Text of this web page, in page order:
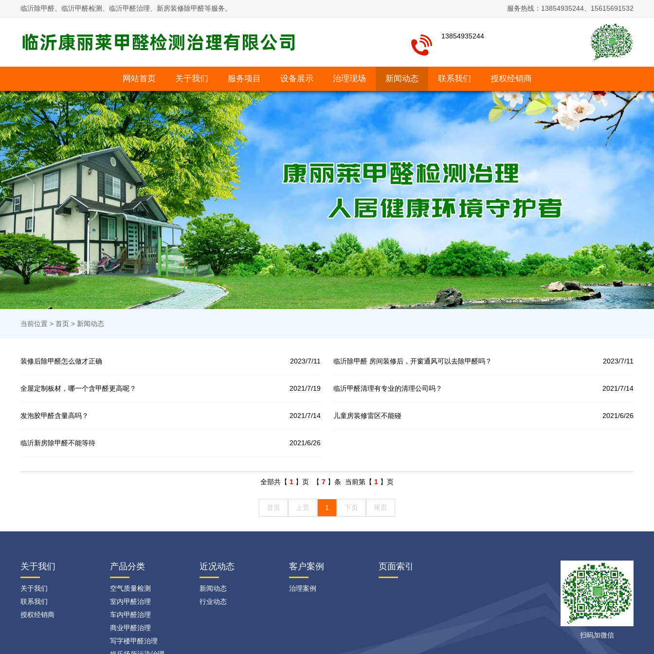
临沂除甲醛、临沂甲醛检测、临沂甲醛治理、新房装修除甲醛等服务。 服务热线：13854935244、15615691532
13854935244
网站首页 关于我们 服务项目 设备展示 治理现场 新闻动态 联系我们 授权经销商
当前位置 > 首页 > 新闻动态
装修后除甲醛怎么做才正确 2023/7/11 临沂除甲醛 房间装修后，开窗通风可以去除甲醛吗？ 2023/7/11
全屋定制板材，哪一个含甲醛更高呢？ 2021/7/19 临沂甲醛清理有专业的清理公司吗？ 2021/7/14
发泡胶甲醛含量高吗？ 2021/7/14 儿童房装修雷区不能碰 2021/6/26
临沂新房除甲醛不能等待 2021/6/26
全部共【 1 】页 【 7 】条 当前第【 1 】页
首页 上页 1 下页 尾页
关于我们
关于我们
联系我们
授权经销商
产品分类
空气质量检测
室内甲醛治理
车内甲醛治理
商业甲醛治理
写字楼甲醛治理
近况动态
新闻动态
行业动态
客户案例
治理案例
页面索引
扫码加微信